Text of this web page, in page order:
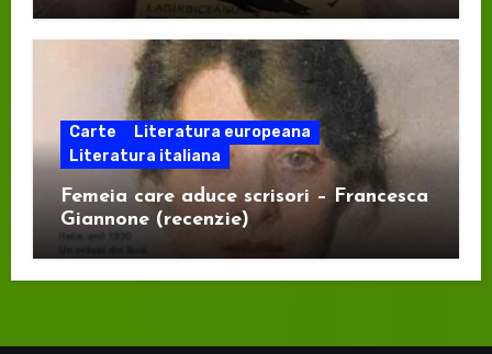
Carte
Literatura europeana
Literatura italiana
Femeia care aduce scrisori – Francesca
Giannone (recenzie)